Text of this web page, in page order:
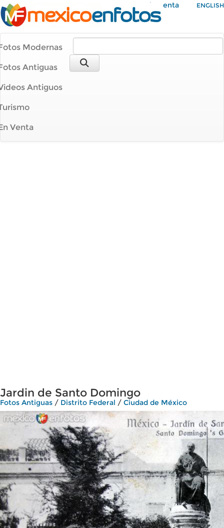
Mi Cuenta ENGLISH
Modernas
Antiguas
Antiguos
Venta
Jardin de Santo Domingo
Fotos Antiguas / Distrito Federal / Ciudad de México